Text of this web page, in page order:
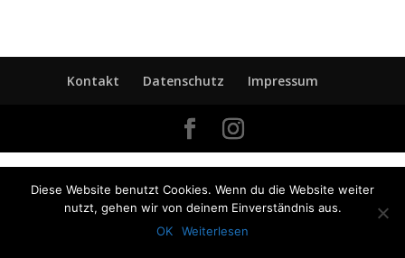
Kontakt Datenschutz Impressum
Diese Website benutzt Cookies. Wenn du die Website weiter
nutzt, gehen wir von deinem Einverständnis aus.
OK
Weiterlesen